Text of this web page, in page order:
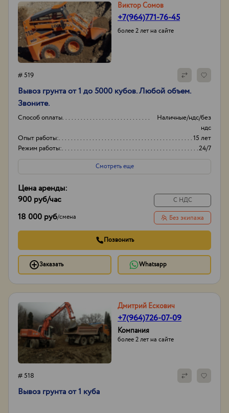
Виктор Сомов
+7(964)771-76-45
более 2 лет на сайте
# 519
Вывоз грунта от 1 до 5000 кубов. Любой объем.
Звоните.
Способ оплаты
Наличные/ндс/без
ндс
Опыт работы:
15 лет
Режим работы:
24/7
Объем
20-35
Смотреть еще
Цена аренды:
900 руб/час
18 000 руб/смена
С НДС
Без экипажа
Позвонить
Заказать Whatsapp
Дмитрий Ескович
+7(964)726-07-09
Компания
более 2 лет на сайте
# 518
Вывоз грунта от 1 куба